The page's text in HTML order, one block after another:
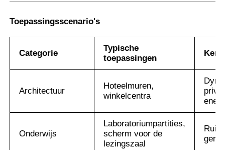
Toepassingsscenario's
Categorie
Typische
toepassingen
Architectuur
Hoteelmuren,
winkelcentra
Onderwijs
Laboratoriumpartities,
scherm voor de
lezingszaal